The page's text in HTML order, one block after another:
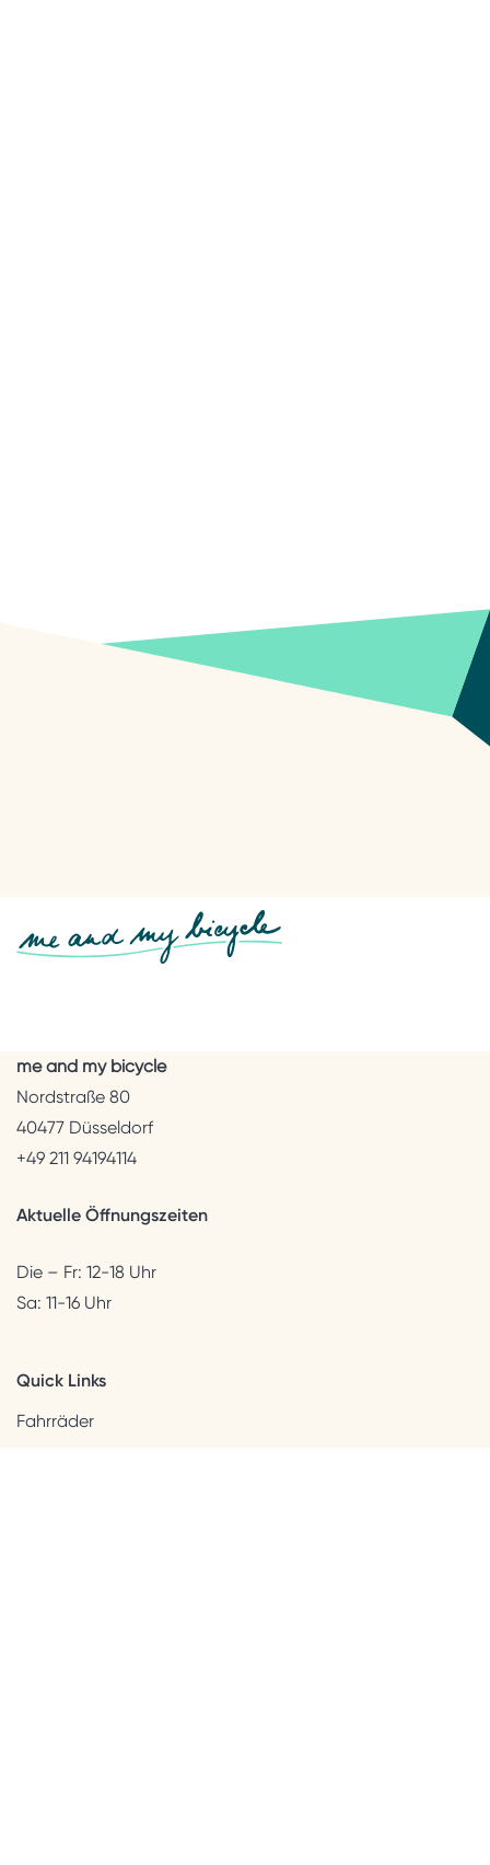
me and my bicycle
Nordstraße 80
40477 Düsseldorf
+49 211 94194114
Aktuelle Öffnungszeiten
Die – Fr: 12-18 Uhr
Sa: 11-16 Uhr
Quick Links
Fahrräder